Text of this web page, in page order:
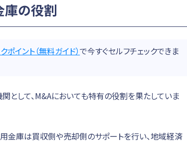
庫の役割
イント（無料ガイド）で今すぐセルフチェックできま
として、M&Aにおいても特有の役割を果たしていま
金庫は買収側や売却側のサポートを行い、地域経済